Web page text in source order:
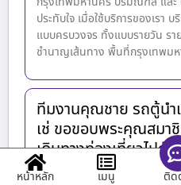
ประทับใจ เมื่อใช้บริการของเรา
แบบครบวงจร ทั้งแบบรายวัน ร
ชำนาญเส้นทาง พื้นที่กรุงเทพม
ทีมงานคุณชาย รถตู้นำ
เช่ ขอขอบพระคุณสมา
เดินทางท่องเที่ยวไป
ทีมงานคุณชาย รถตู้นำเที่ยว และ
หน้าหลัก เมนู ติด